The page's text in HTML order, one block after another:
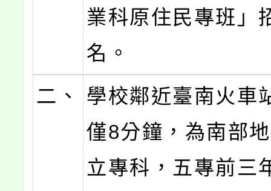
業科原住民專班」
名。
二、
學校鄰近臺南火車
僅8分鐘，為南部
立專科，五專前三